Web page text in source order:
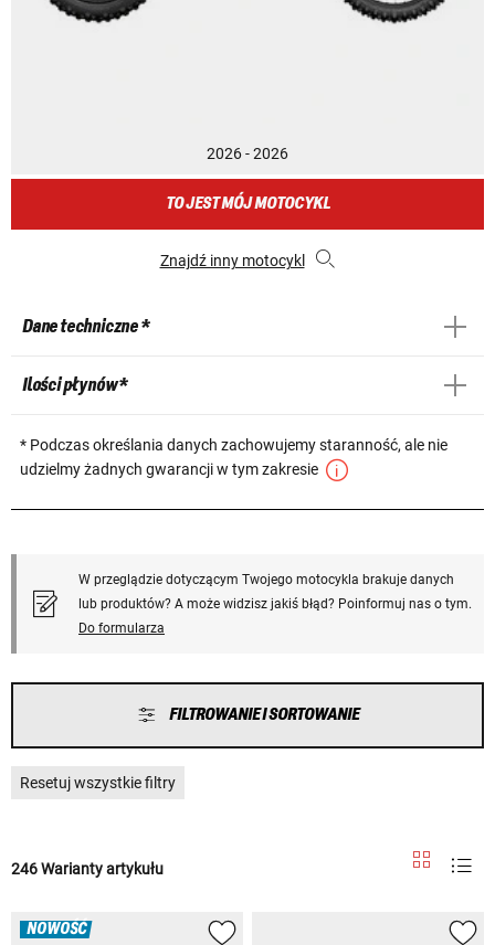
2026 - 2026
TO JEST MÓJ MOTOCYKL
Znajdź inny motocykl
Dane techniczne *
Ilości płynów *
* Podczas określania danych zachowujemy staranność, ale nie
udzielmy żadnych gwarancji w tym zakresie
W przeglądzie dotyczącym Twojego motocykla brakuje danych
lub produktów? A może widzisz jakiś błąd? Poinformuj nas o tym.
Do formularza
FILTROWANIE I SORTOWANIE
Resetuj wszystkie filtry
246 Warianty artykułu
NOWOŚĆ